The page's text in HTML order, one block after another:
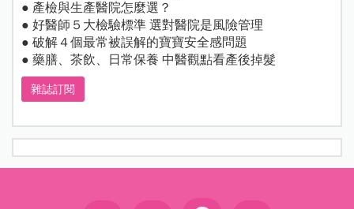
● 產檢與生產醫院怎麼選？
● 好醫師５大檢驗標準 選對醫院是風險管理
● 破解４個最常被誤解的寶寶安全感問題
● 藥膳、茶飲、日常保養 中醫觀點看產後掉髮
雜誌訂閱